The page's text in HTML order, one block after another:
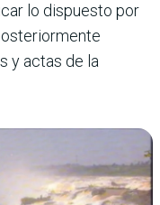
lo dispuesto por
y actas de la